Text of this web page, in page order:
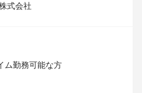
式会社
勤務可能な方